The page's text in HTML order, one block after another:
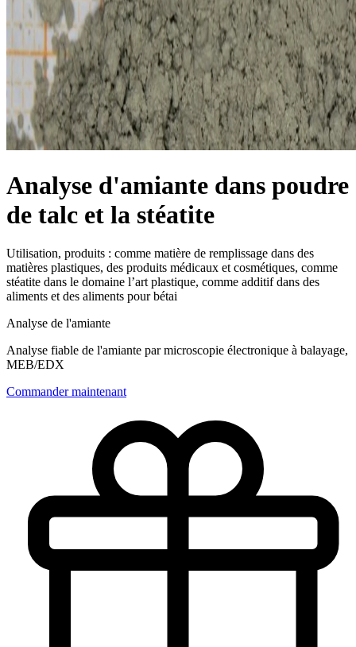
Analyse d'amiante dans poudre
de talc et la stéatite
Utilisation, produits : comme matière de remplissage dans des
matières plastiques, des produits médicaux et cosmétiques, comme
stéatite dans le domaine l’art plastique, comme additif dans des
aliments et des aliments pour bétai
Analyse de l'amiante
Analyse fiable de l'amiante par microscopie électronique à balayage,
MEB/EDX
Commander maintenant